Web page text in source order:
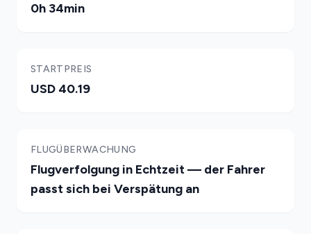
0h 34min
STARTPREIS
USD 40.19
FLUGÜBERWACHUNG
Flugverfolgung in Echtzeit — der Fahrer
passt sich bei Verspätung an